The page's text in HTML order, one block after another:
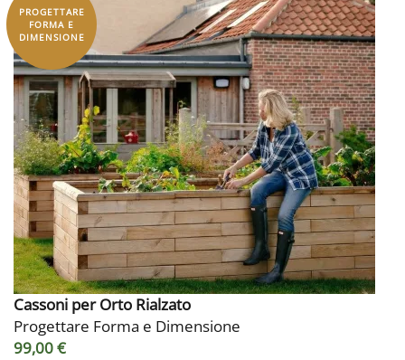
PROGETTARE
FORMA E
DIMENSIONE
Cassoni per Orto Rialzato
Progettare Forma e Dimensione
99,00 €